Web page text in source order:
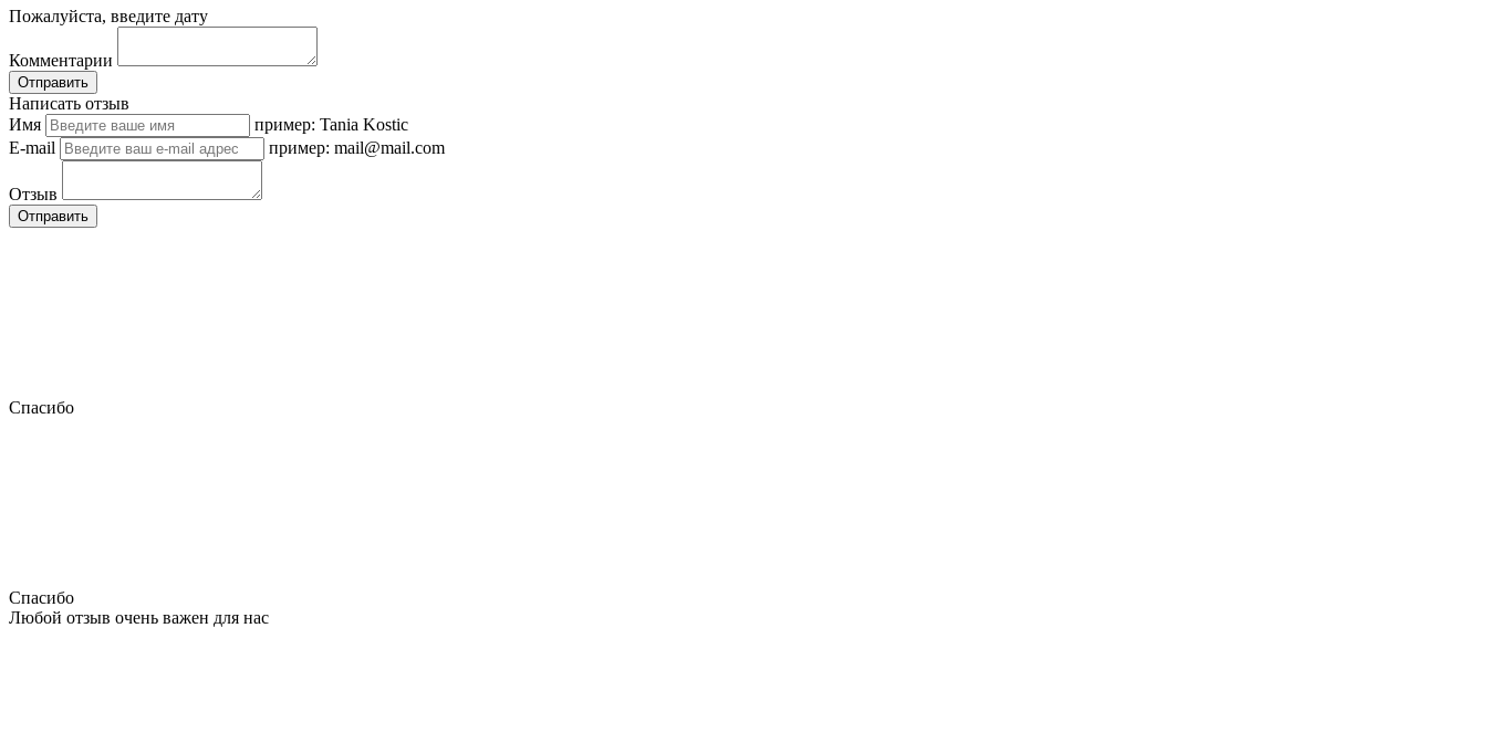
Пожалуйста, введите дату
Комментарии
Отправить
Написать отзыв
Имя
пример: Tania Kostic
E-mail
пример: mail@mail.com
Отзыв
Отправить
Спасибо
Спасибо
Любой отзыв очень важен для нас